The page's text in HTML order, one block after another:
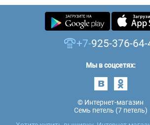
+7-925-376-64-
Мы в соцсетях:
© Интернет-магазин
Семь петель (7 петель)